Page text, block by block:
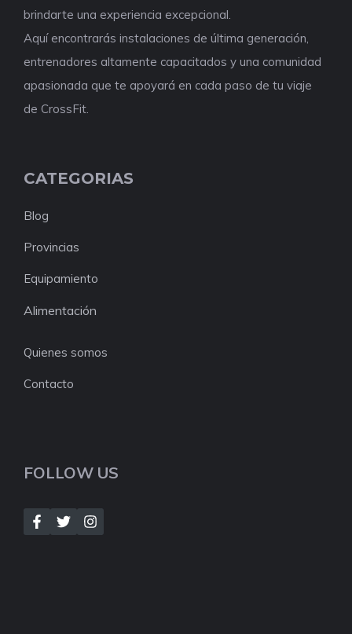
brindarte una experiencia excepcional.
Aquí encontrarás instalaciones de última generación,
entrenadores altamente capacitados y una comunidad
apasionada que te apoyará en cada paso de tu viaje
de CrossFit.
CATEGORIAS
Blog
Provincias
Equipamiento
Alimentación
Quienes somos
Contacto
FOLLOW US